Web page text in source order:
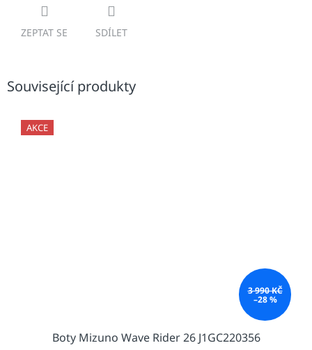
ZEPTAT SE SDÍLET
Související produkty
AKCE
3 990 KČ
–28 %
Boty Mizuno Wave Rider 26 J1GC220356